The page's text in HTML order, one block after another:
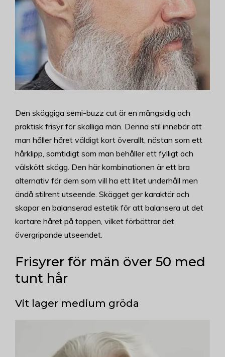
Den skäggiga semi-buzz cut är en mångsidig och
praktisk frisyr för skalliga män. Denna stil innebär att
man håller håret väldigt kort överallt, nästan som ett
hårklipp, samtidigt som man behåller ett fylligt och
välskött skägg. Den här kombinationen är ett bra
alternativ för dem som vill ha ett litet underhåll men
ändå stilrent utseende. Skägget ger karaktär och
skapar en balanserad estetik för att balansera ut det
kortare håret på toppen, vilket förbättrar det
övergripande utseendet.
Frisyrer för män över 50 med
tunt hår
Vit lager medium gröda